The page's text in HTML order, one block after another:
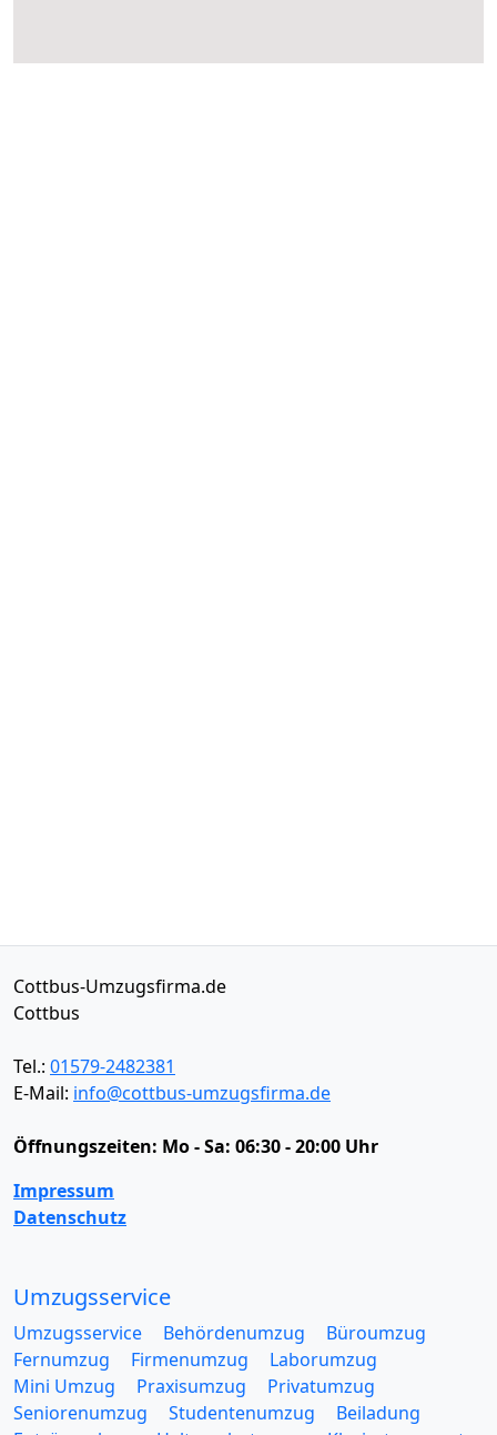
Cottbus-Umzugsfirma.de
Cottbus
Tel.: 01579-2482381
E-Mail: info@cottbus-umzugsfirma.de
Öffnungszeiten: Mo - Sa: 06:30 - 20:00 Uhr
Impressum
Datenschutz
Umzugsservice
Umzugsservice Behördenumzug
Büroumzug
Fernumzug
Firmenumzug
Laborumzug
Mini Umzug
Praxisumzug
Privatumzug
Seniorenumzug
Studentenumzug
Beiladung